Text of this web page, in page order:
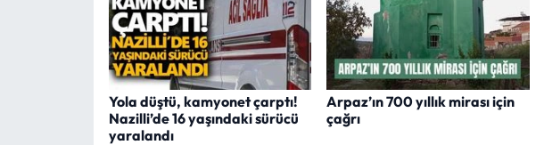
Yola düştü, kamyonet çarptı!
Nazilli’de 16 yaşındaki sürücü
yaralandı
Arpaz’ın 700 yıllık mirası için
çağrı